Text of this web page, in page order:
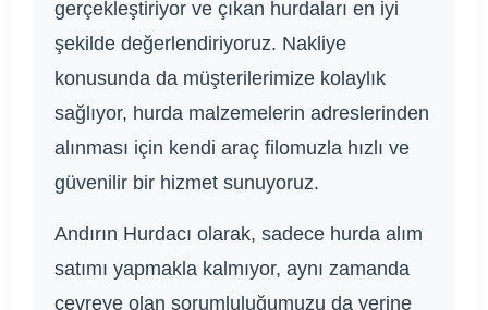
gerçekleştiriyor ve çıkan hurdaları en iyi
şekilde değerlendiriyoruz. Nakliye
konusunda da müşterilerimize kolaylık
sağlıyor, hurda malzemelerin adreslerinden
alınması için kendi araç filomuzla hızlı ve
güvenilir bir hizmet sunuyoruz.
Andırın Hurdacı olarak, sadece hurda alım
satımı yapmakla kalmıyor, aynı zamanda
çevreye olan sorumluluğumuzu da yerine